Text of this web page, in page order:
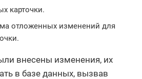
карточки.
отложенных изменений для
внесены изменения, их
в базе данных, вызвав